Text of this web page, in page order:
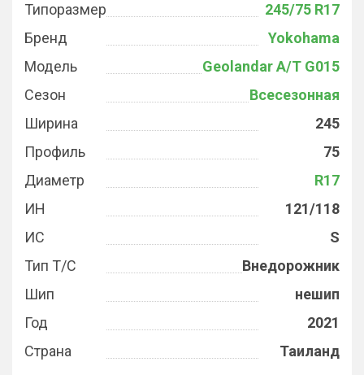
Типоразмер
245/75 R17
Бренд
Yokohama
Модель
Geolandar A/T G015
Сезон
Всесезонная
Ширина
245
Профиль
75
Диаметр
R17
ИН
121/118
ИС
S
Тип Т/С
Внедорожник
Шип
нешип
Год
2021
Страна
Таиланд